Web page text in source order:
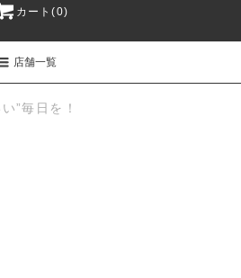
カート(0)
店舗一覧
”毎日を！